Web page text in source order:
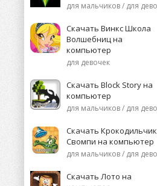
Скачать Винкс Школа
Волшебниц на
компьютер
для девочек
Скачать Block Story на
компьютер
Скачать Крокодильчик
Свомпи на компьютер
Скачать Лото на